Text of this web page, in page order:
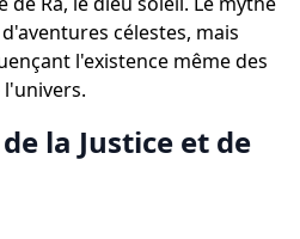
célestes, mais
l'existence même des
la Justice et de